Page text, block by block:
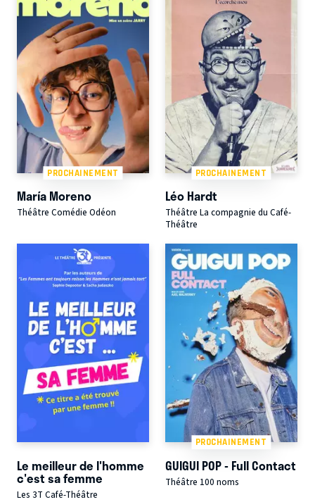
PROCHAINEMENT
María Moreno
Théâtre Comédie Odéon
PROCHAINEMENT
Léo Hardt
Théâtre La compagnie du Café-
Théâtre
Le meilleur de l'homme
c'est sa femme
Les 3T Café-Théâtre
PROCHAINEMENT
GUIGUI POP - Full Contact
Théâtre 100 noms